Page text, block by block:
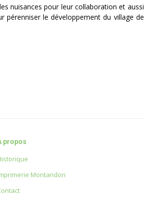
nuisances pour leur collaboration et aussi
le développement du village de
propos
Montandon